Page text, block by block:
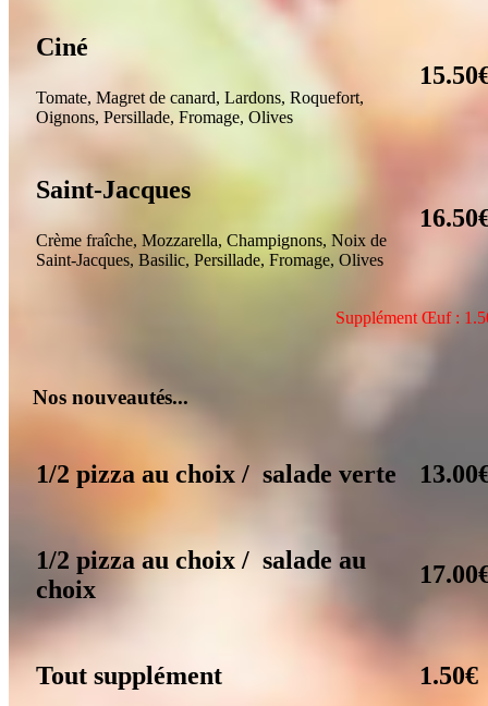
Ciné
Tomate, Magret de canard, Lardons, Roquefort,
Oignons, Persillade, Fromage, Olives
Saint-Jacques
Crème fraîche, Mozzarella, Champignons, Noix de
Saint-Jacques, Basilic, Persillade, Fromage, Olives
Supplément Œuf :
Nos nouveautés...
1/2 pizza au choix / salade verte
1/2 pizza au choix / salade au
choix
Tout supplément 1.50€